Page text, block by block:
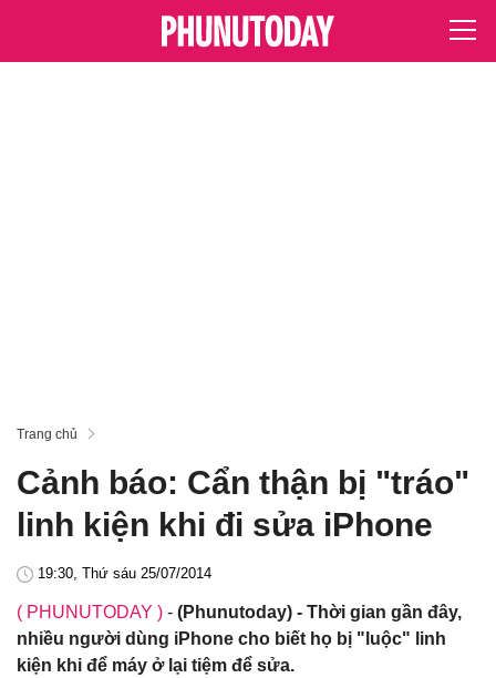
Trang chủ
Cảnh báo: Cẩn thận bị "tráo"
linh kiện khi đi sửa iPhone
19:30, Thứ sáu 25/07/2014
( PHUNUTODAY ) - (Phunutoday) - Thời gian gần đây,
nhiều người dùng iPhone cho biết họ bị "luộc" linh
kiện khi để máy ở lại tiệm để sửa.